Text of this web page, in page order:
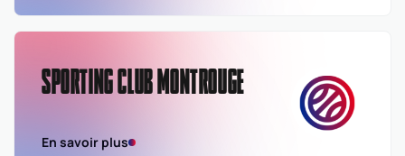
SPORTING CLUB MONTROUGE
En savoir plus